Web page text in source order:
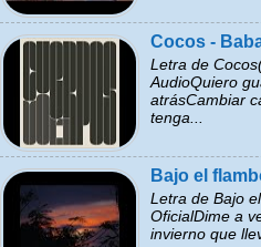
Cocos -
Letra de
AudioQuiero
atrásCambiar
tenga...
Bajo el
Letra de Bajo
OficialDime a
invierno que